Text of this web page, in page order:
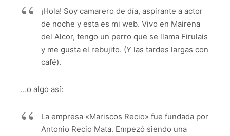
¡Hola! Soy camarero de día, aspirante a actor
de noche y esta es mi web. Vivo en Mairena
del Alcor, tengo un perro que se llama Firulais
y me gusta el rebujito. (Y las tardes largas con
café).
…o algo así:
La empresa «Mariscos Recio» fue fundada por
Antonio Recio Mata. Empezó siendo una